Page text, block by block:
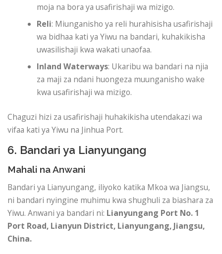
moja na bora ya usafirishaji wa mizigo.
Reli: Miunganisho ya reli hurahisisha usafirishaji
wa bidhaa kati ya Yiwu na bandari, kuhakikisha
uwasilishaji kwa wakati unaofaa.
Inland Waterways: Ukaribu wa bandari na njia
za maji za ndani huongeza muunganisho wake
kwa usafirishaji wa mizigo.
Chaguzi hizi za usafirishaji huhakikisha utendakazi wa
vifaa kati ya Yiwu na Jinhua Port.
6. Bandari ya Lianyungang
Mahali na Anwani
Bandari ya Lianyungang, iliyoko katika Mkoa wa Jiangsu,
ni bandari nyingine muhimu kwa shughuli za biashara za
Yiwu. Anwani ya bandari ni: Lianyungang Port No. 1
Port Road, Lianyun District, Lianyungang, Jiangsu,
China.